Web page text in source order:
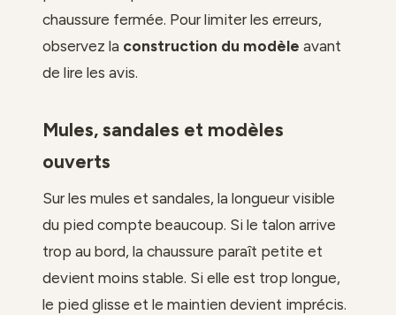
chaussure fermée. Pour limiter les erreurs,
observez la construction du modèle avant
de lire les avis.
Mules, sandales et modèles
ouverts
Sur les mules et sandales, la longueur visible
du pied compte beaucoup. Si le talon arrive
trop au bord, la chaussure paraît petite et
devient moins stable. Si elle est trop longue,
le pied glisse et le maintien devient imprécis.